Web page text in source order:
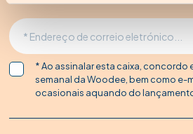
* Ao assinalar esta caixa, concordo
semanal da Woodee, bem como e-
ocasionais aquando do